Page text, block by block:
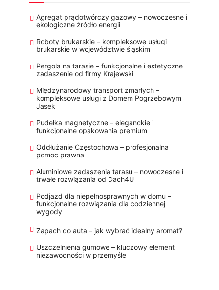
Agregat prądotwórczy gazowy – nowoczesne i
ekologiczne źródło energii
Roboty brukarskie – kompleksowe usługi
brukarskie w województwie śląskim
Pergola na tarasie – funkcjonalne i estetyczne
zadaszenie od firmy Krajewski
Międzynarodowy transport zmarłych –
kompleksowe usługi z Domem Pogrzebowym
Jasek
Pudełka magnetyczne – eleganckie i
funkcjonalne opakowania premium
Oddłużanie Częstochowa – profesjonalna
pomoc prawna
Aluminiowe zadaszenia tarasu – nowoczesne i
trwałe rozwiązania od Dach4U
Podjazd dla niepełnosprawnych w domu –
funkcjonalne rozwiązania dla codziennej
wygody
Zapach do auta – jak wybrać idealny aromat?
Uszczelnienia gumowe – kluczowy element
niezawodności w przemyśle